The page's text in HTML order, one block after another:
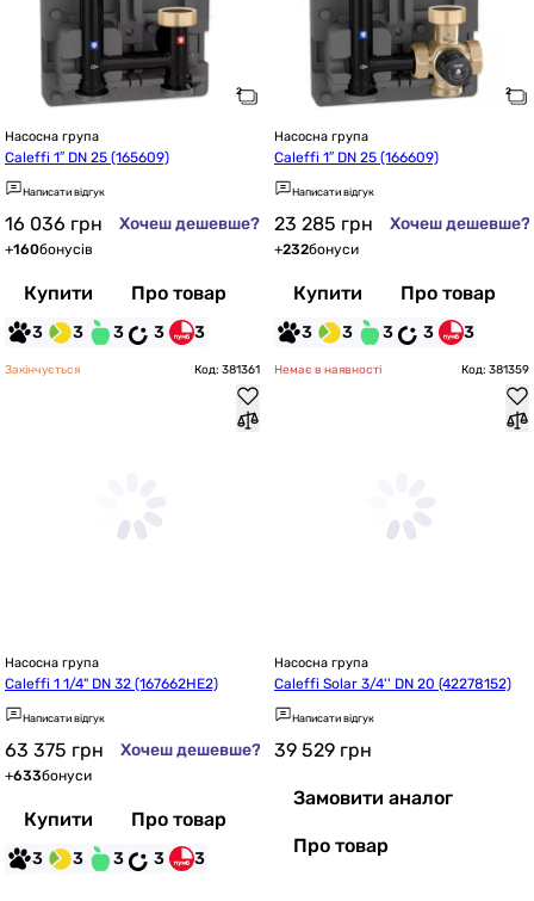
Насосна група
Caleffi 1″ DN 25 (165609)
Написати відгук
16 036 грн Хочеш дешевше?
+160бонусів
Купити Про товар
3 3 3 3 3
Насосна група
Caleffi 1″ DN 25 (166609)
Написати відгук
23 285 грн Хочеш дешевше?
+232бонуси
Купити Про товар
3 3 3 3 3
Закінчується Код: 381361
Насосна група
Caleffi 1 1/4" DN 32 (167662HE2)
Написати відгук
63 375 грн Хочеш дешевше?
+633бонуси
Купити Про товар
3 3 3 3 3
Немає в наявності Код: 381359
Насосна група
Caleffi Solar 3/4'' DN 20 (42278152)
Написати відгук
39 529 грн
Замовити аналог
Про товар